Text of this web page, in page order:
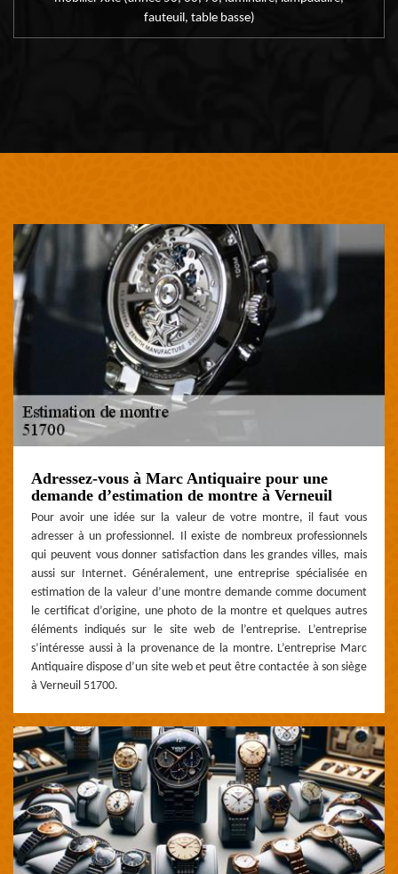
fauteuil, table basse)
Adressez-vous à Marc Antiquaire pour une
demande d’estimation de montre à Verneuil
Pour avoir une idée sur la valeur de votre montre, il faut vous
adresser à un professionnel. Il existe de nombreux professionnels
qui peuvent vous donner satisfaction dans les grandes villes, mais
aussi sur Internet. Généralement, une entreprise spécialisée en
estimation de la valeur d’une montre demande comme document
le certificat d’origine, une photo de la montre et quelques autres
éléments indiqués sur le site web de l’entreprise. L’entreprise
s’intéresse aussi à la provenance de la montre. L’entreprise Marc
Antiquaire dispose d’un site web et peut être contactée à son siège
à Verneuil 51700.